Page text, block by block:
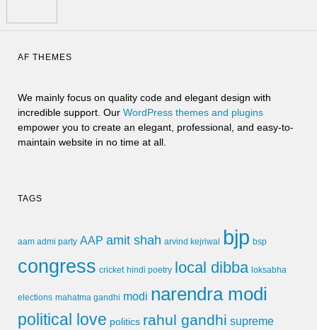
AF THEMES
We mainly focus on quality code and elegant design with
incredible support. Our WordPress themes and plugins
empower you to create an elegant, professional, and easy-to-
maintain website in no time at all.
TAGS
aam admi party AAP amit shah arvind kejriwal bjp bsp
congress cricket hindi poetry local dibba loksabha
elections mahatma gandhi modi narendra modi
political love politics rahul gandhi supreme